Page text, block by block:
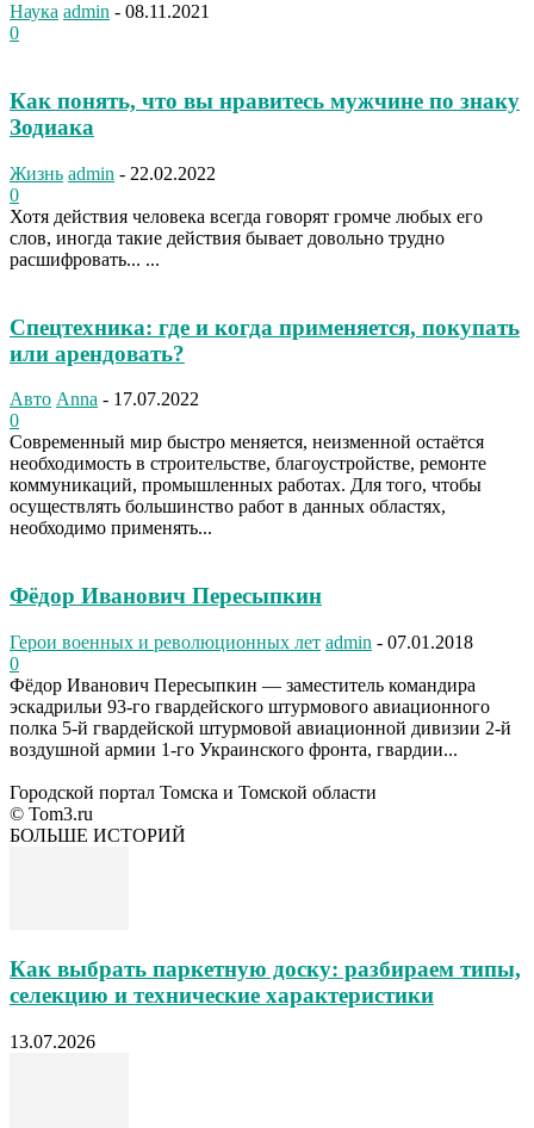
Наука admin - 08.11.2021
0
Как понять, что вы нравитесь мужчине по знаку
Зодиака
Жизнь admin - 22.02.2022
0
Хотя действия человека всегда говорят громче любых его
слов, иногда такие действия бывает довольно трудно
расшифровать... ...
Спецтехника: где и когда применяется, покупать
или арендовать?
Авто Anna - 17.07.2022
0
Современный мир быстро меняется, неизменной остаётся
необходимость в строительстве, благоустройстве, ремонте
коммуникаций, промышленных работах. Для того, чтобы
осуществлять большинство работ в данных областях,
необходимо применять...
Фёдор Иванович Пересыпкин
Герои военных и революционных лет admin - 07.01.2018
0
Фёдор Иванович Пересыпкин — заместитель командира
эскадрильи 93-го гвардейского штурмового авиационного
полка 5-й гвардейской штурмовой авиационной дивизии 2-й
воздушной армии 1-го Украинского фронта, гвардии...
Городской портал Томска и Томской области
© Tom3.ru
БОЛЬШЕ ИСТОРИЙ
Как выбрать паркетную доску: разбираем типы,
селекцию и технические характеристики
13.07.2026